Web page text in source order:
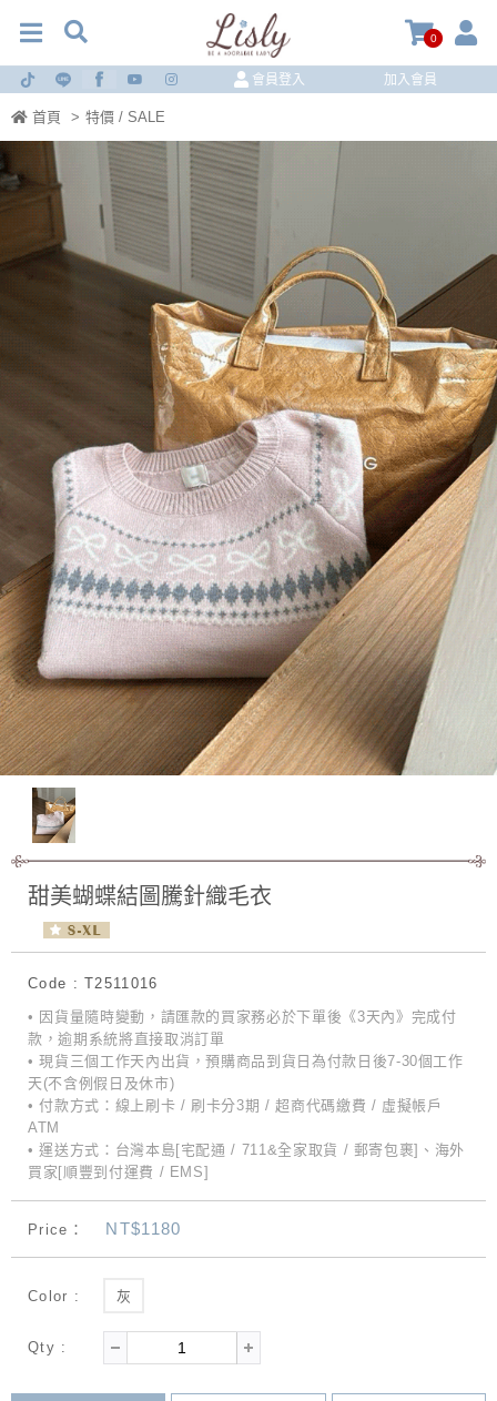
0
會員登入 加入會員
首頁 > 特價 / SALE
甜美蝴蝶結圖騰針織毛衣
Code : T2511016
• 因貨量隨時變動，請匯款的買家務必於下單後《3天內》完成付
款，逾期系統將直接取消訂單
• 現貨三個工作天內出貨，預購商品到貨日為付款日後7-30個工作
天(不含例假日及休市)
• 付款方式：線上刷卡 / 刷卡分3期 / 超商代碼繳費 / 虛擬帳戶
ATM
• 運送方式：台灣本島[宅配通 / 711&全家取貨 / 郵寄包裹]、海外
買家[順豐到付運費 / EMS]
Price： NT$1180
Color : 灰
Qty :